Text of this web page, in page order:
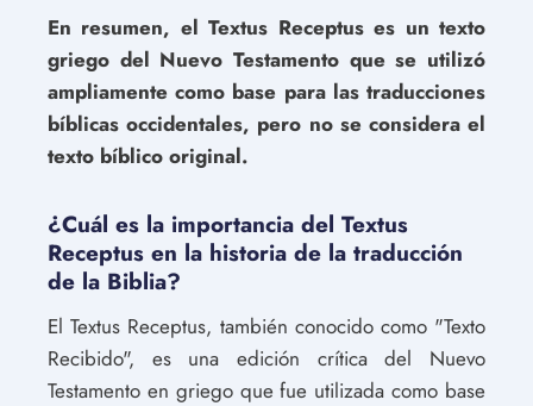
En resumen, el Textus Receptus es un texto
griego del Nuevo Testamento que se utilizó
ampliamente como base para las traducciones
bíblicas occidentales, pero no se considera el
texto bíblico original.
¿Cuál es la importancia del Textus
Receptus en la historia de la traducción
de la Biblia?
El Textus Receptus, también conocido como "Texto
Recibido", es una edición crítica del Nuevo
Testamento en griego que fue utilizada como base